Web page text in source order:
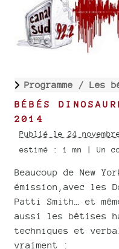
Programme / Les
BÉBÉS
2014
Publié le 24
estimé : 1 mn | Un
Beaucoup de New
émission,avec les
Patti Smith… et
aussi les bêtises
techniques et
vraiment :